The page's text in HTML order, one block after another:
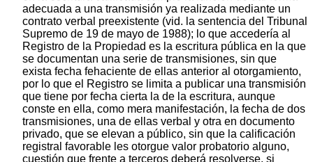
adecuada a una transmisión ya realizada mediante un
contrato verbal preexistente (vid. la sentencia del Tribunal
Supremo de 19 de mayo de 1988); lo que accedería al
Registro de la Propiedad es la escritura pública en la que
se documentan una serie de transmisiones, sin que
exista fecha fehaciente de ellas anterior al otorgamiento,
por lo que el Registro se limita a publicar una transmisión
que tiene por fecha cierta la de la escritura, aunque
conste en ella, como mera manifestación, la fecha de dos
transmisiones, una de ellas verbal y otra en documento
privado, que se elevan a público, sin que la calificación
registral favorable les otorgue valor probatorio alguno,
cuestión que frente a terceros deberá resolverse, si